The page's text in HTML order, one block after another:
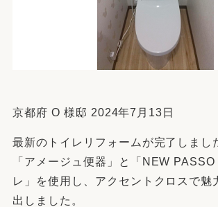
京都府 O 様邸 2024年7月13日
最新のトイレリフォームが完了しまし
「アメージュ便器」と「NEW
レ」を使用し、アクセントクロスで魅
出しました。